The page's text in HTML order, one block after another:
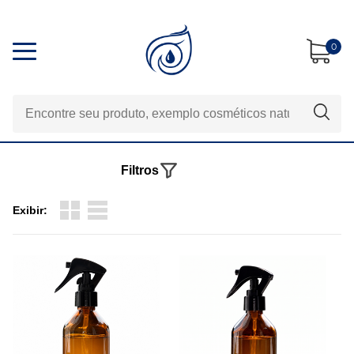
0
Exibir:
Filtros